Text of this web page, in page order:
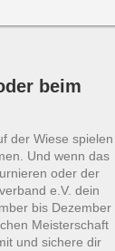
beim
der Wiese spielen
Und wenn das
oder der
e.V. dein
bis Dezember
Meisterschaft
und sichere dir